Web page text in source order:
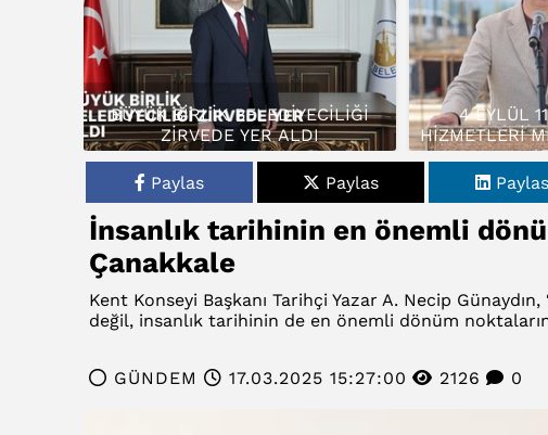
BÜYÜK BİRLİK BELEDİYECİLİĞİ
ZİRVEDE YER ALDI
4 EYLÜL
HİZMETLERİ
Paylas
Paylas Paylas
İnsanlık tarihinin en önemli
Çanakkale
Kent Konseyi Başkanı Tarihçi Yazar A. Necip
değil, insanlık tarihinin de en önemli dönüm
GÜNDEM 17.03.2025 15:27:00 2126 0